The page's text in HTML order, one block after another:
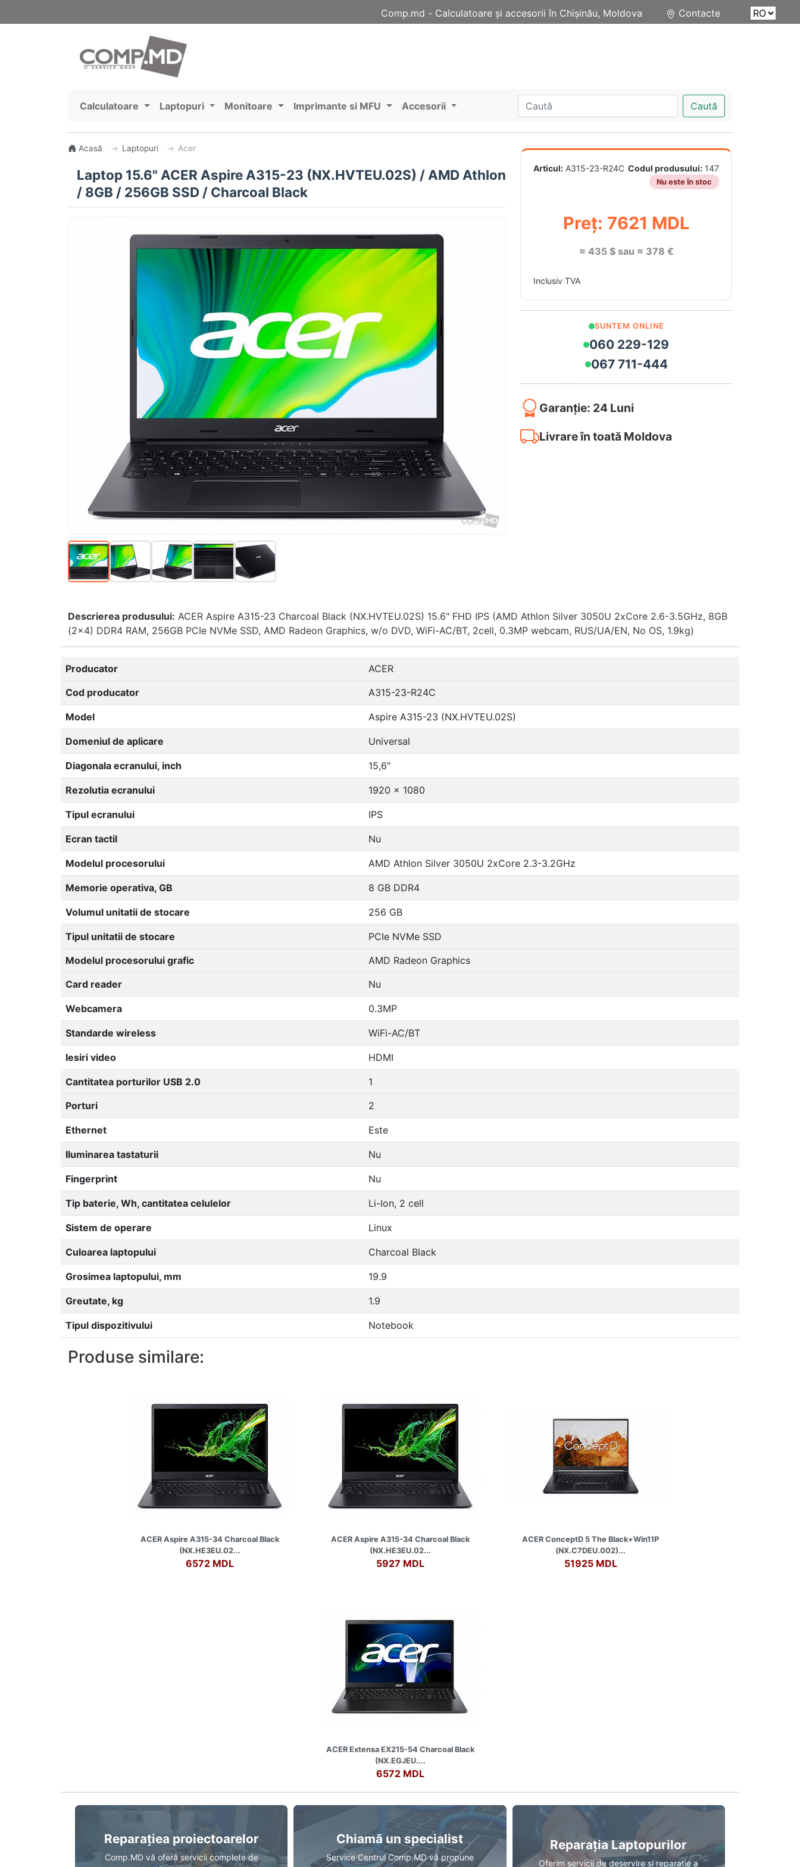
Contacte
Comp.md - Сalculatoare și accesorii în Chișinău, Moldova
Calculatoare Laptopuri Monitoare Imprimante si MFU Accesorii Caută
Acasă Laptopuri Acer
Laptop 15.6" ACER Aspire A315-23 (NX.HVTEU.02S) / AMD Athlon
/ 8GB / 256GB SSD / Charcoal Black
Articul: A315-23-R24C Codul produsului: 147
Nu este în stoc
Preț: 7621 MDL
≈ 435 $ sau ≈ 378 €
Inclusiv TVA
SUNTEM ONLINE
060 229-129
067 711-444
Garanție: 24 Luni
Livrare în toată Moldova
Descrierea produsului: ACER Aspire A315-23 Charcoal Black (NX.HVTEU.02S) 15.6" FHD IPS (AMD Athlon Silver 3050U 2xCore 2.6-3.5GHz, 8GB
(2x4) DDR4 RAM, 256GB PCIe NVMe SSD, AMD Radeon Graphics, w/o DVD, WiFi-AC/BT, 2cell, 0.3MP webcam, RUS/UA/EN, No OS, 1.9kg)
Producator
ACER
Cod producator
A315-23-R24C
Model Aspire A315-23 (NX.HVTEU.02S)
Domeniul de aplicare Universal
Diagonala ecranului, inch 15,6"
Rezolutia ecranului 1920 x 1080
Tipul ecranului IPS
Ecran tactil Nu
Modelul procesorului AMD Athlon Silver 3050U 2xCore 2.3-3.2GHz
Memorie operativa, GB 8 GB DDR4
Volumul unitatii de stocare 256 GB
Tipul unitatii de stocare
PCIe NVMe SSD
Modelul procesorului grafic
AMD Radeon Graphics
Card reader
Nu
Webcamera 0.3MP
Standarde wireless WiFi-AC/BT
Iesiri video HDMI
Cantitatea porturilor USB 2.0
1
Porturi
2
Ethernet Este
Iluminarea tastaturii Nu
Fingerprint Nu
Tip baterie, Wh, cantitatea celulelor Li-Ion, 2 cell
Sistem de operare Linux
Culoarea laptopului Charcoal Black
Grosimea laptopului, mm 19.9
Greutate, kg 1.9
Tipul dispozitivului Notebook
Produse similare:
ACER Aspire A315-34 Charcoal Black
(NX.HE3EU.02...
6572 MDL
ACER Aspire A315-34 Charcoal Black
(NX.HE3EU.02...
5927 MDL
ACER ConceptD 5 The Black+Win11P
(NX.C7DEU.002)...
51925 MDL
ACER Extensa EX215-54 Charcoal Black
(NX.EGJEU....
6572 MDL
Reparațiea proiectoarelor
Comp.MD vă oferă servicii complete de
Chiamă un specialist
Service Centrul Comp.MD vă propune
Reparația Laptopurilor
Oferim servicii de deservire și reparație a